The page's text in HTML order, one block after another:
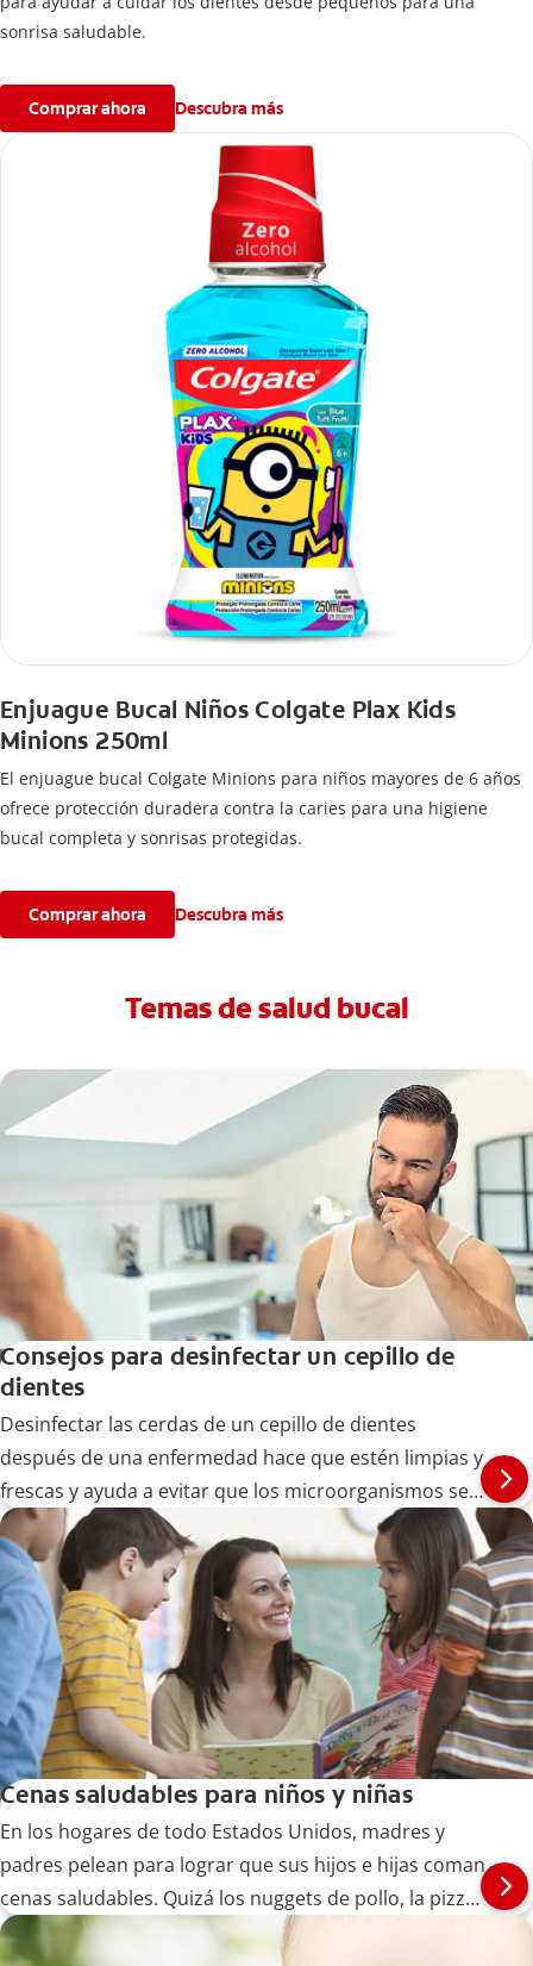
sonrisa saludable.
Comprar ahora Descubra más
Enjuague Bucal Niños Colgate Plax Kids
Minions 250ml
El enjuague bucal Colgate Minions para niños mayores de 6 años
ofrece protección duradera contra la caries para una higiene
bucal completa y sonrisas protegidas.
Comprar ahora Descubra más
Temas de salud bucal
Consejos para desinfectar un cepillo de
dientes
Desinfectar las cerdas de un cepillo de dientes
después de una enfermedad hace que estén limpias y
frescas y ayuda a evitar que los microorganismos se
extiendan. A continuación, le decimos cómo hacerlo.
Cenas saludables para niños y niñas
En los hogares de todo Estados Unidos, madres y
padres pelean para lograr que sus hijos e hijas coman
cenas saludables. Quizá los nuggets de pollo, la pizza
y las hamburguesas... Siga leyendo en Colgate.com